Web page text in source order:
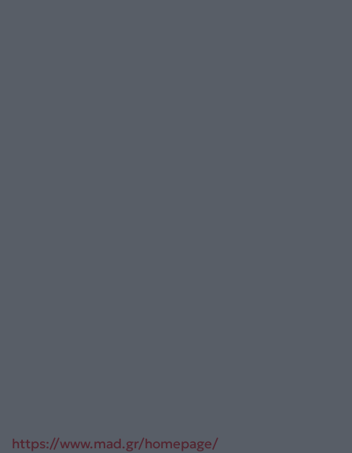
https://www.mad.gr/homepage/